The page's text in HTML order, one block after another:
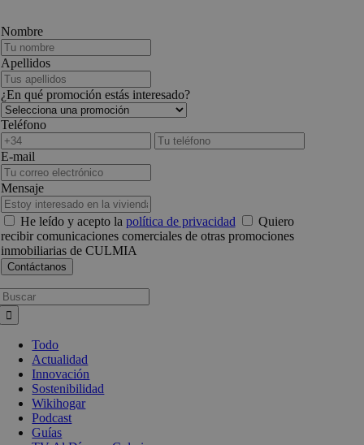
Nombre
Apellidos
¿En qué promoción estás interesado?
Teléfono
E-mail
Mensaje
He leído y acepto la política de privacidad
Quiero
recibir comunicaciones comerciales de otras promociones
inmobiliarias de CULMIA
Todo
Actualidad
Innovación
Sostenibilidad
Wikihogar
Podcast
Guías